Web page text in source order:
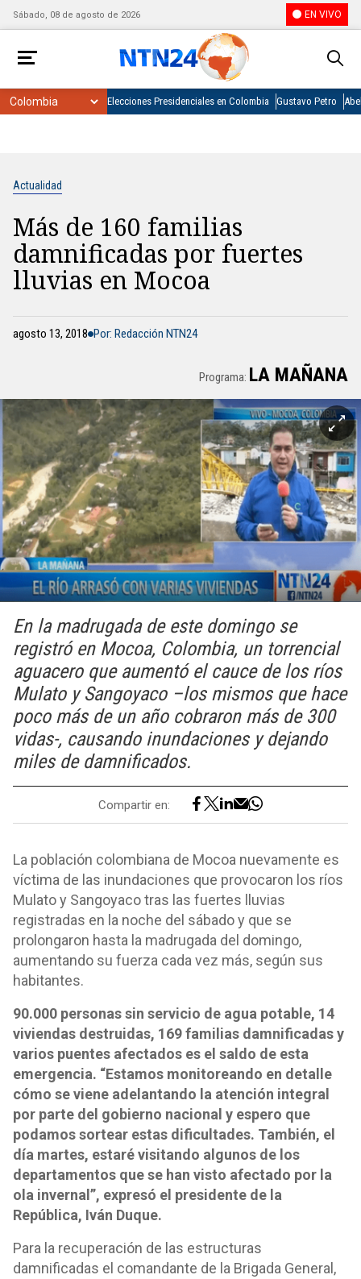
Sábado, 08 de agosto de 2026 EN VIVO
Elecciones Presidenciales en Colombia Gustavo Petro
Actualidad
Más de 160 familias
damnificadas por fuertes
lluvias en Mocoa
agosto 13, 2018 Por: Redacción NTN24
Programa: LA MAÑANA
En la madrugada de este domingo se
registró en Mocoa, Colombia, un torrencial
aguacero que aumentó el cauce de los ríos
Mulato y Sangoyaco –los mismos que hace
poco más de un año cobraron más de 300
vidas-, causando inundaciones y dejando
miles de damnificados.
Compartir en:
La población colombiana de Mocoa nuevamente es
víctima de las inundaciones que provocaron los ríos
Mulato y Sangoyaco tras las fuertes lluvias
registradas en la noche del sábado y que se
prolongaron hasta la madrugada del domingo,
aumentando su fuerza cada vez más, según sus
habitantes.
90.000 personas sin servicio de agua potable, 14
viviendas destruidas, 169 familias damnificadas y
varios puentes afectados es el saldo de esta
emergencia. “Estamos monitoreando en detalle
cómo se viene adelantando la atención integral
por parte del gobierno nacional y espero que
podamos sortear estas dificultades. También, el
día martes, estaré visitando algunos de los
departamentos que se han visto afectado por la
ola invernal”, expresó el presidente de la
República, Iván Duque.
Para la recuperación de las estructuras
damnificadas el comandante de la Brigada General,